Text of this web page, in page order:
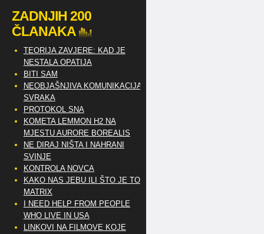
ZADNJIH 200
ČLANAKA
TEORIJA ZAVJERE: KAD JE
NESTALA OPATIJA
BITI SAM
NEOBJAŠNJIVA KOMUNIKACIJA
SVRAKA
PROTOKOL SNA
KOMETA LEMMON H2 NA
MJESTU AURORE BOREALIS
NE DIRAJ NIŠTA I NAHRANI
SVINJE
KONTROLA NOVCA
KAKO NAS JEBU ILI ŠTO JE TO
MATRIX
I NEED HELP FROM PEOPLE
WHO LIVE IN USA
LINKOVI NA FILMOVE KOJE